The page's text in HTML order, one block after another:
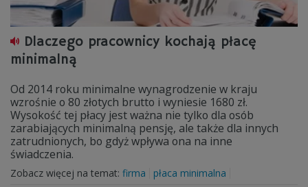
Dlaczego pracownicy kochają płacę
minimalną
Od 2014 roku minimalne wynagrodzenie w kraju
wzrośnie o 80 złotych brutto i wyniesie 1680 zł.
Wysokość tej płacy jest ważna nie tylko dla osób
zarabiających minimalną pensję, ale także dla innych
zatrudnionych, bo gdyż wpływa ona na inne
świadczenia.
Zobacz więcej na temat: firma płaca minimalna